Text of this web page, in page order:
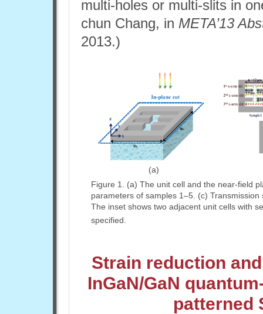
multi-holes or multi-slits in
chun Chang, in META’13
2013.)
(a)
Figure 1. (a) The unit cell and the near-field
parameters of samples 1–5. (c)
The inset shows two adjacent unit cells with
specified.
Strain reduction
InGaN/GaN
patterned